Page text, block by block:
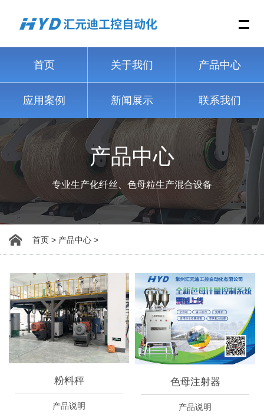
首页 关于我们 产品中心
应用案例 新闻展示 联系我们
产品中心
专业生产化纤丝、色母粒生产混合设备
首页 > 产品中心 >
粉料秤
产品说明
色母注射器
产品说明